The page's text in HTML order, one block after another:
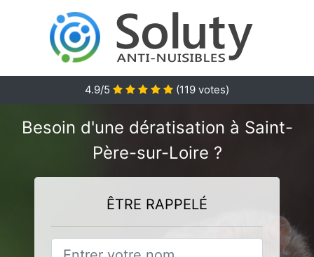
4.9/5 (119 votes)
Besoin d'une dératisation à Saint-
Père-sur-Loire ?
ÊTRE RAPPELÉ